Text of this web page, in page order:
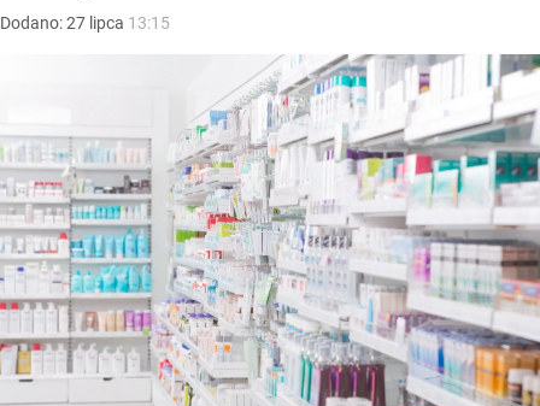
Dodano:27 lipca 13:15